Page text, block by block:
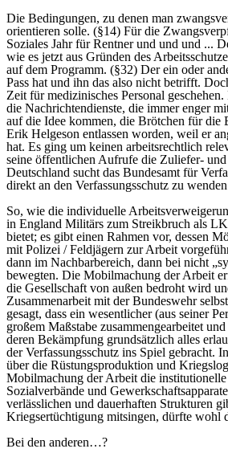
Die Bedingungen, zu denen man
orientieren solle. (§14) Für die
Soziales Jahr für Rentner und und und ...
wie es jetzt aus Gründen des
auf dem Programm. (§32) Der ein oder
Pass hat und ihn das also nicht betrifft.
Zeit für medizinisches Personal
die Nachrichtendienste, die immer enger
auf die Idee kommen, die Brötchen für die
Erik Helgeson entlassen worden, weil er
hat. Es ging um keinen arbeitsrechtlich
seine öffentlichen Aufrufe die Zuliefer-
Deutschland sucht das Bundesamt für
direkt an den Verfassungsschutz zu
So, wie die individuelle
in England Militärs zum Streikbruch als
bietet; es gibt einen Rahmen vor, dessen
mit Polizei / Feldjägern zur Arbeit
dann im Nachbarbereich, dann bei nicht
bewegten. Die Mobilmachung der Arbeit
die Gesellschaft von außen bedroht wird
Zusammenarbeit mit der Bundeswehr
gesagt, dass ein wesentlicher (aus seiner
großem Maßstabe zusammengearbeitet
deren Bekämpfung grundsätzlich alles
der Verfassungsschutz ins Spiel gebracht.
über die Rüstungsproduktion und
Mobilmachung der Arbeit die
Sozialverbände und
verlässlichen und dauerhaften Strukturen
Kriegsertüchtigung mitsingen, dürfte wohl
Bei den anderen…?